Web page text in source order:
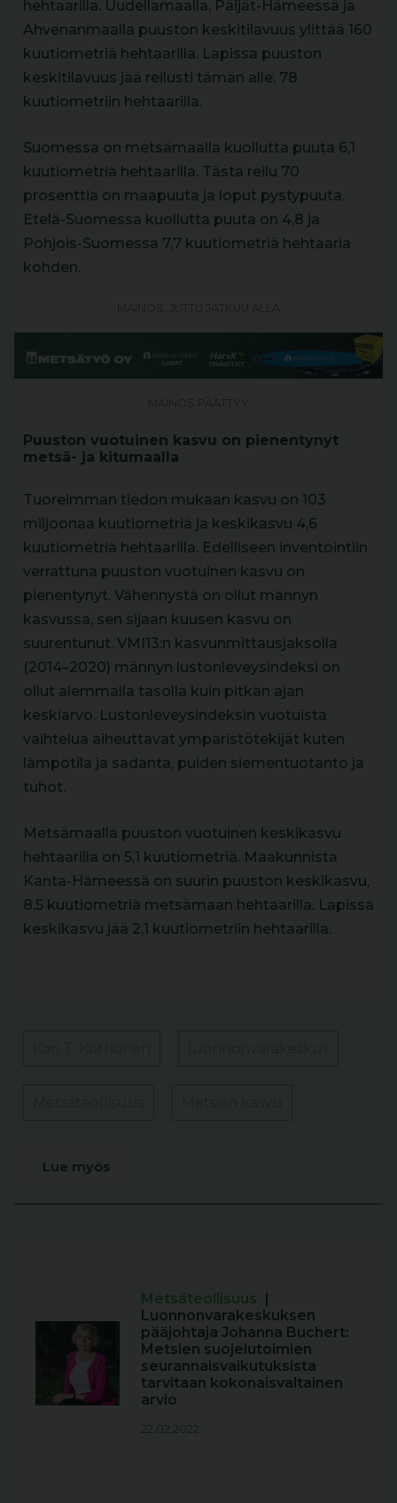
hehtaarilla. Uudellamaalla, Päijät-Hämeessä ja
Ahvenanmaalla puuston keskitilavuus ylittää 160
kuutiometriä hehtaarilla. Lapissa puuston
keskitilavuus jää reilusti tämän alle, 78
kuutiometriin hehtaarilla.
Suomessa on metsämaalla kuollutta puuta 6,1
kuutiometriä hehtaarilla. Tästä reilu 70
prosenttia on maapuuta ja loput pystypuuta.
Etelä-Suomessa kuollutta puuta on 4,8 ja
Pohjois-Suomessa 7,7 kuutiometriä hehtaaria
kohden.
Puuston vuotuinen kasvu on pienentynyt
metsä- ja kitumaalla
Tuoreimman tiedon mukaan kasvu on 103
miljoonaa kuutiometriä ja keskikasvu 4,6
kuutiometriä hehtaarilla. Edelliseen inventointiin
verrattuna puuston vuotuinen kasvu on
pienentynyt. Vähennystä on ollut männyn
kasvussa, sen sijaan kuusen kasvu on
suurentunut. VMI13:n kasvunmittausjaksolla
(2014–2020) männyn lustonleveysindeksi on
ollut alemmalla tasolla kuin pitkän ajan
keskiarvo. Lustonleveysindeksin vuotuista
vaihtelua aiheuttavat ympäristötekijät kuten
lämpötila ja sadanta, puiden siementuotanto ja
tuhot.
Metsämaalla puuston vuotuinen keskikasvu
hehtaarilla on 5,1 kuutiometriä. Maakunnista
Kanta-Hämeessä on suurin puuston keskikasvu,
8,5 kuutiometriä metsämaan hehtaarilla. Lapissa
keskikasvu jää 2,1 kuutiometriin hehtaarilla.
Lue myös
Metsäteollisuus |
Luonnonvarakeskuksen
pääjohtaja Johanna Buchert:
Metsien suojelutoimien
seurannaisvaikutuksista
tarvitaan kokonaisvaltainen
arvio
22.02.2022